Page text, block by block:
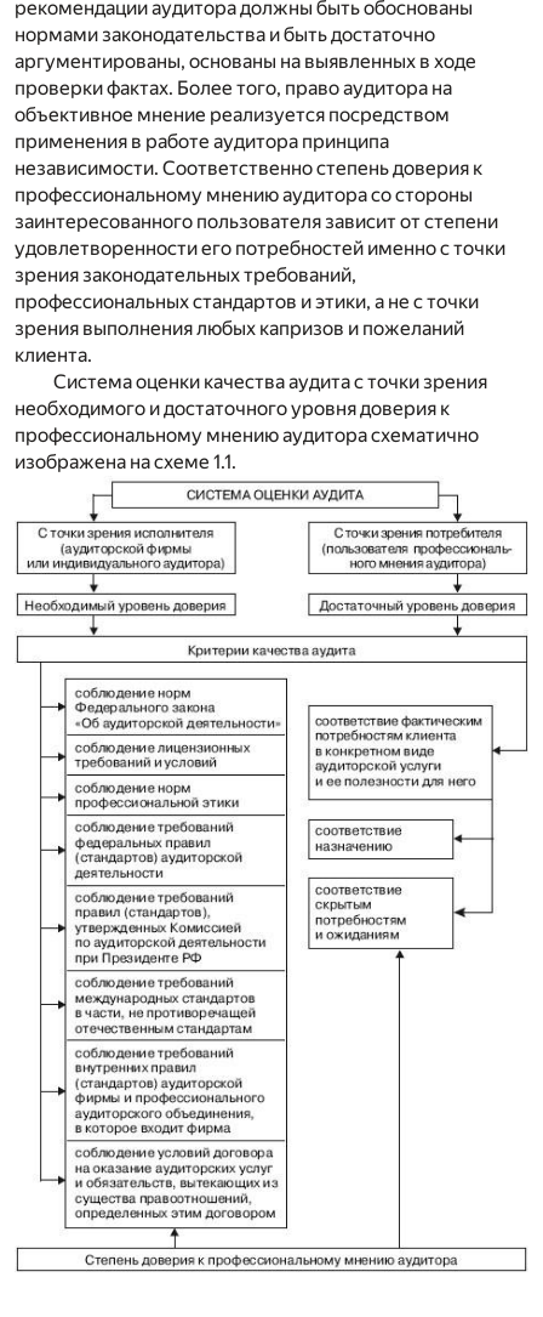
рекомендации аудитора должны быть обоснованы
нормами законодательства и быть достаточно
аргументированы, основаны на выявленных в ходе
проверки фактах. Более того, право аудитора на
объективное мнение реализуется посредством
применения в работе аудитора принципа
независимости. Соответственно степень доверия к
профессиональному мнению аудитора со стороны
заинтересованного пользователя зависит от степени
удовлетворенности его потребностей именно с точки
зрения законодательных требований,
профессиональных стандартов и этики, а не с точки
зрения выполнения любых капризов и пожеланий
клиента.
Система оценки качества аудита с точки зрения
необходимого и достаточного уровня доверия к
профессиональному мнению аудитора схематично
изображена на схеме 1.1.